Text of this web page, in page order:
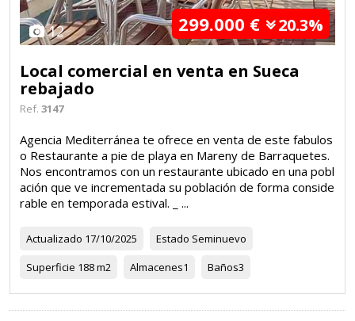
12 299.000 € 20.3%
Local comercial en venta en Sueca
rebajado
Ref. 3147
Agencia Mediterránea te ofrece en venta de este fabulos
o Restaurante a pie de playa en Mareny de Barraquetes.
Nos encontramos con un restaurante ubicado en una pobl
ación que ve incrementada su población de forma conside
rable en temporada estival. _ ...
Actualizado 17/10/2025 Estado Seminuevo
Superficie 188 m2 Almacenes1 Baños3